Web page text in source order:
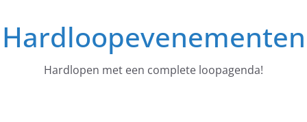
naar
deHardloopevenementen
Hardlopen met een complete loopagenda!